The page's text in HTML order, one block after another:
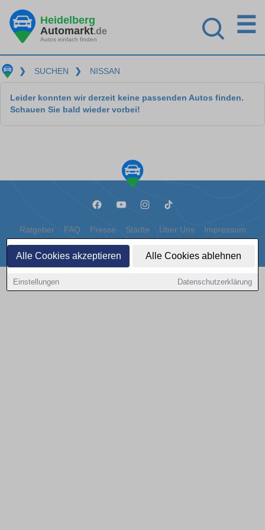
Alle Cookies akzeptieren Alle Cookies ablehnen
Einstellungen Datenschutzerklärung
Heidelberg
Automarkt.de
Autos einfach finden
☰
❯ SUCHEN ❯ NISSAN
Leider konnten wir derzeit keine passenden Autos finden.
Schauen Sie bald wieder vorbei!
Ratgeber FAQ Presse Städte Über Uns Impressum
Datenschutz Cookies
Copyright © 2000 - 2026 | 1A Infosysteme GmbH | Content by: 1a-sites-autos